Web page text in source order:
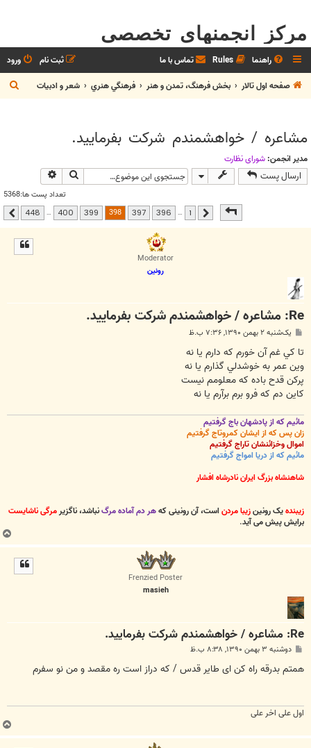
مرکز انجمنهای تخصصی
راهنما Rules تماس با ما ورود
ثبت نام
صفحه اول تالار
بخش فرهنگ، تمدن و هنر فرهنگي هنري شعر و ادبيات
ج
س
مشاعره / خواهشمندم شرکت بفرماييد.
مدیر انجمن: شوراي نظارت
ارسال پست جستجو
تعداد پست ها:5368
448 قبلی …
396
397
398
399
400
…
448 بعدی
Moderator
رونین
Re: مشاعره / خواهشمندم شرکت بفرماييد.
پ
ت
یک‌شنبه ۲ بهمن ۱۳۹۰, ۷:۳۶ ب.ظ
تا کي غم آن خورم که دارم يا نه
وين عمر به خوشدلي گذارم يا نه
پرکن قدح باده که معلومم نيست
کاين دم که فرو برم برآرم يا نه
مائیم که از پادشهان باج گرفتیم
زان پس که از ایشان کمروتاج گرفتیم
اموال وخزائنشان تاراج گرفتیم
مائیم که از دریا امواج گرفتیم
شاهنشاه بزرگ ایران نادرشاه افشار
زیبندهیک رونینزیبا مردناست، آن رونینی کههر دم آماده مرگنباشد، ناگزیرمرگی ناشایست
برایش پیش می آید.
ب
ا
Frenzied Poster
masieh
Re: مشاعره / خواهشمندم شرکت بفرماييد.
پ
ت
دوشنبه ۳ بهمن ۱۳۹۰, ۸:۳۸ ب.ظ
همتم بدرقه راه کن ای طایر قدس / که دراز است ره مقصد و من نو سفرم
اول علی اخر علی
ب
ا